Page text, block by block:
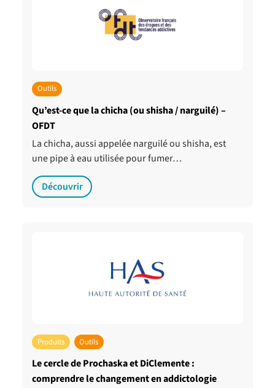
Outils
Qu’est-ce que la chicha (ou shisha / narguilé) –
OFDT
La chicha, aussi appelée narguilé ou shisha, est
une pipe à eau utilisée pour fumer…
Découvrir
Produits Outils
Le cercle de Prochaska et DiClemente :
comprendre le changement en addictologie